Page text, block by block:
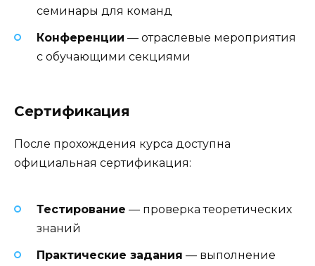
семинары для команд
Конференции — отраслевые мероприятия
с обучающими секциями
Сертификация
После прохождения курса доступна
официальная сертификация:
Тестирование — проверка теоретических
знаний
Практические задания — выполнение